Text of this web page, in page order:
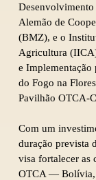
Alemão de
(BMZ), e o
Agricultura
e Implementação
do Fogo na
Pavilhão OTCA-
Com um
duração prevista
visa fortalecer as
OTCA — Bolívia,